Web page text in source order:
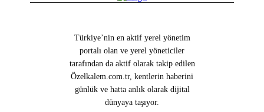
Türkiye’nin en aktif yerel yönetim
portalı olan ve yerel yöneticiler
tarafından da aktif olarak takip edilen
Özelkalem.com.tr, kentlerin haberini
günlük ve hatta anlık olarak dijital
dünyaya taşıyor.